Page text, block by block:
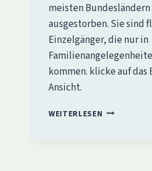
meisten
ausgestorben. Sie sind
Einzelgänger, die nur in
kommen. klicke auf
Ansicht.
WEITERLESEN